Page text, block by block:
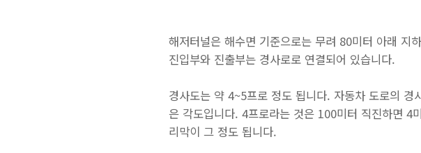
해저터널은 해수면 기준으로는 무려 80미터 아래 지
진입부와 진출부는 경사로로 연결되어 있습니다.
경사도는 약 4~5프로 정도 됩니다. 자동차 도로의
은 각도입니다. 4프로라는 것은 100미터 직진하면 4
리막이 그 정도 됩니다.